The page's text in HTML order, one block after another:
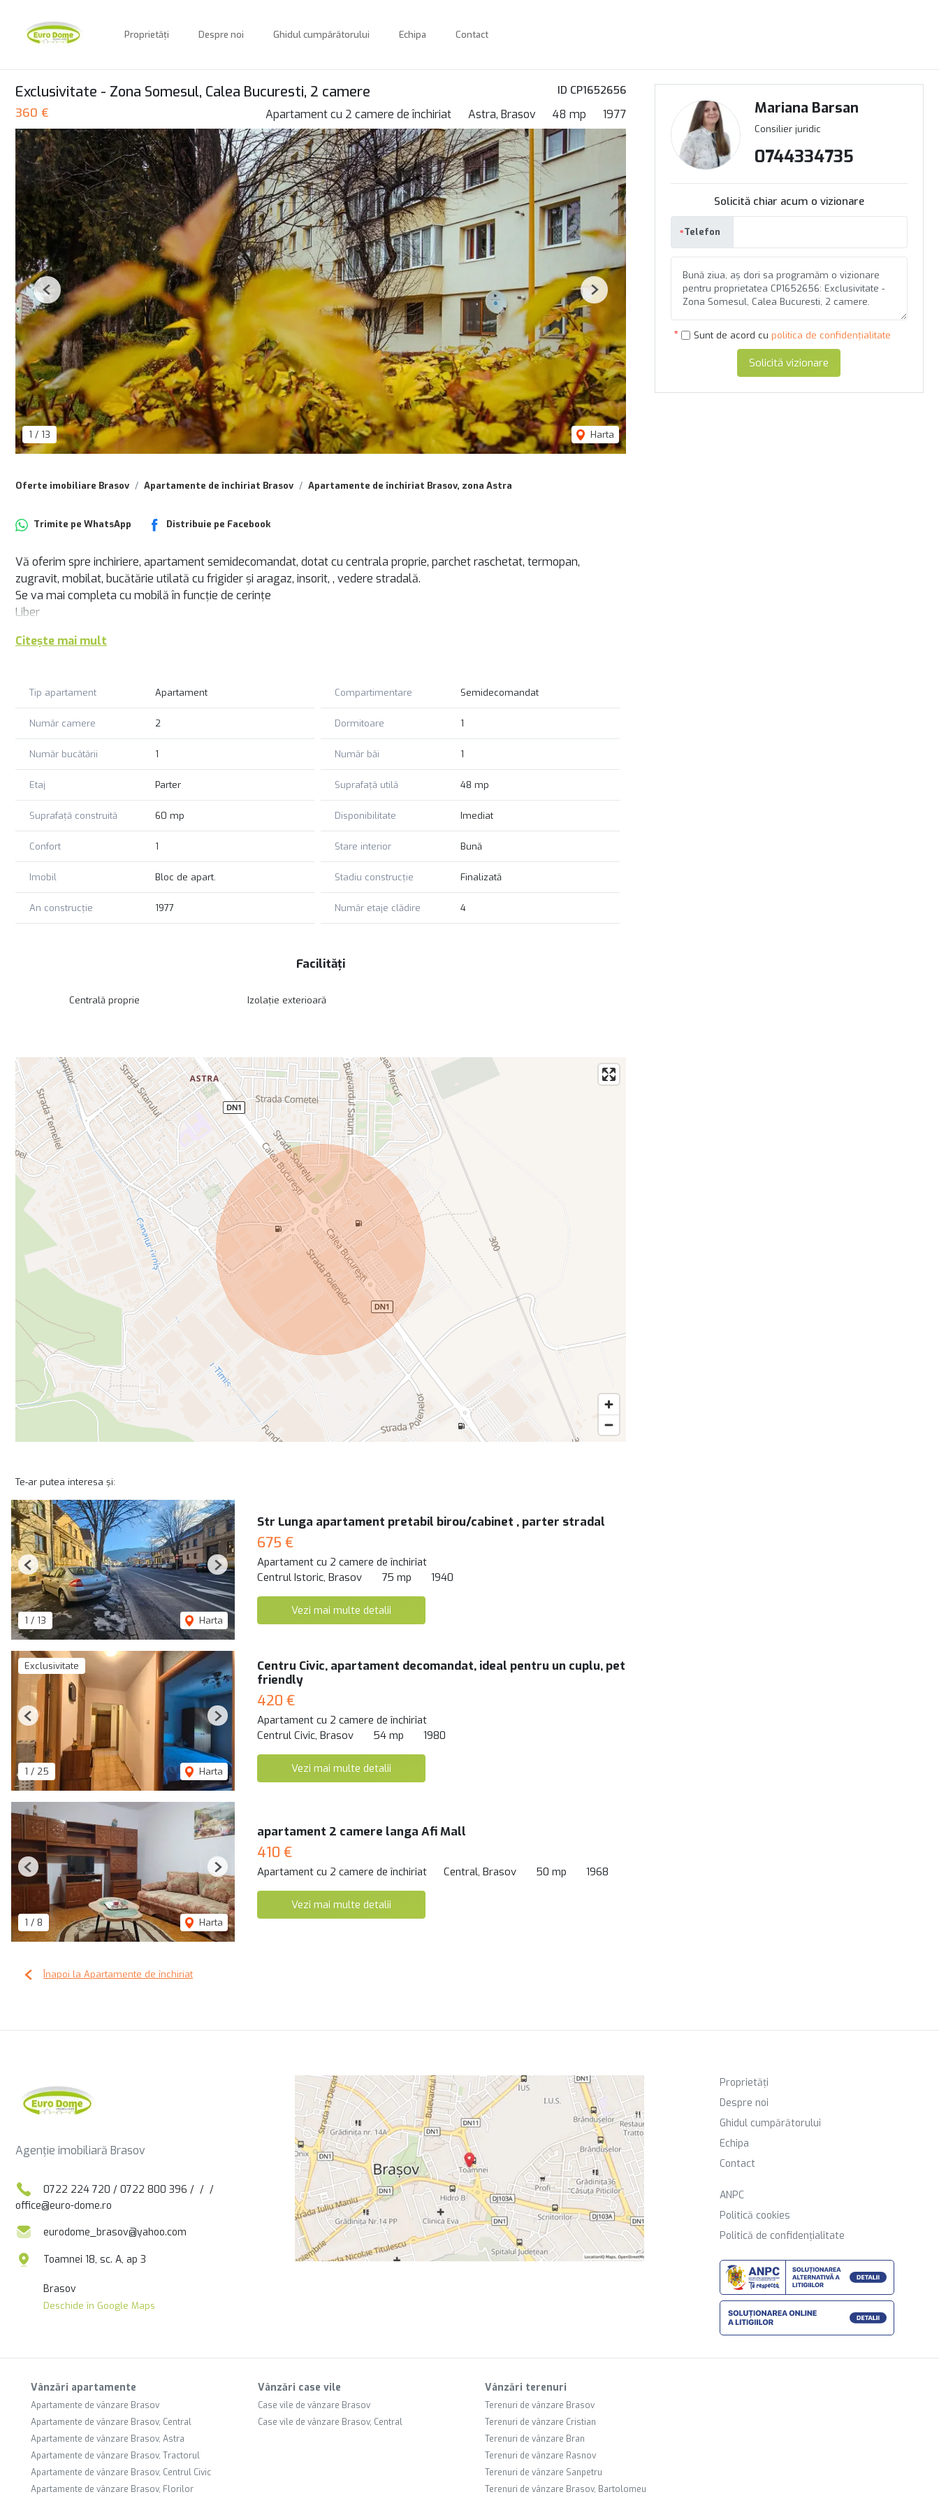
Proprietăți Despre noi Ghidul cumpărătorului Echipa Contact
ID CP1652656
Exclusivitate - Zona Somesul, Calea Bucuresti, 2 camere
360 € Apartament cu 2 camere de închiriat Astra, Brasov 48 mp 1977
1 / 13 Harta
Previous Next
Oferte imobiliare Brasov Apartamente de închiriat Brasov Apartamente de închiriat Brasov, zona Astra
Trimite pe WhatsApp Distribuie pe Facebook
Vă oferim spre inchiriere, apartament semidecomandat, dotat cu centrala proprie, parchet raschetat, termopan,
zugravit, mobilat, bucătărie utilată cu frigider și aragaz, insorit, , vedere stradală.
Se va mai completa cu mobilă în funcție de cerințe
Liber
Citește mai mult
Tip apartament Apartament Compartimentare Semidecomandat
Număr camere 2 Dormitoare 1
Număr bucătării 1 Număr băi 1
Etaj Parter Suprafață utilă 48 mp
Suprafață construită 60 mp Disponibilitate Imediat
Confort 1 Stare interior Bună
Imobil Bloc de apart. Stadiu construcție Finalizată
An construcție 1977 Număr etaje clădire 4
Facilități
Centrală proprie Izolație exterioară
Mariana Barsan
Consilier juridic
0744334735
Solicită chiar acum o vizionare
Telefon
Sunt de acord cu politica de confidențialitate
Solicită vizionare
Te-ar putea interesa și:
1 / 13 Harta
Previous Next
Str Lunga apartament pretabil birou/cabinet , parter stradal
675 €
Apartament cu 2 camere de închiriat
Centrul Istoric, Brasov
75 mp 1940
Vezi mai multe detalii
Exclusivitate
1 / 25 Harta
Previous Next
Centru Civic, apartament decomandat, ideal pentru un cuplu, pet
friendly
420 €
Apartament cu 2 camere de închiriat
Centrul Civic, Brasov
54 mp 1980
Vezi mai multe detalii
1 / 8 Harta
Previous Next
apartament 2 camere langa Afi Mall
410 €
Apartament cu 2 camere de închiriat Central, Brasov 50 mp 1968
Vezi mai multe detalii
Înapoi la Apartamente de închiriat
Agenție imobiliară Brasov
0722 224 720 / 0722 800 396 / / /
office@euro-dome.ro
eurodome_brasov@yahoo.com
Toamnei 18, sc. A, ap 3
Brasov
Deschide în Google Maps
Proprietăți
Despre noi
Ghidul cumpărătorului
Echipa
Contact
ANPC
Politică cookies
Politică de confidențialitate
Vânzări apartamente
Apartamente de vânzare Brasov
Apartamente de vânzare Brasov, Central
Apartamente de vânzare Brasov, Astra
Apartamente de vânzare Brasov, Tractorul
Apartamente de vânzare Brasov, Centrul Civic
Apartamente de vânzare Brasov, Florilor
Vânzări case vile
Case vile de vânzare Brasov
Case vile de vânzare Brasov, Central
Vânzări terenuri
Terenuri de vânzare Brasov
Terenuri de vânzare Cristian
Terenuri de vânzare Bran
Terenuri de vânzare Rasnov
Terenuri de vânzare Sanpetru
Terenuri de vânzare Brasov, Bartolomeu